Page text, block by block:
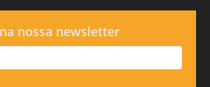
nossa newsletter